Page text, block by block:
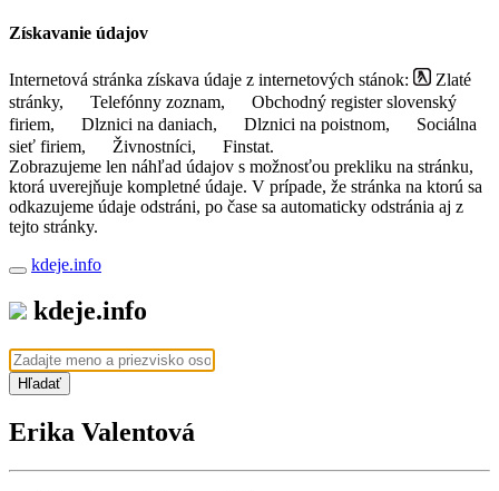
Získavanie údajov
Internetová stránka získava údaje z internetových stánok:
Zlaté
stránky,
Telefónny zoznam,
Obchodný register slovenský
firiem,
Dlznici na daniach, Dlznici na poistnom,
Sociálna
sieť firiem,
Živnostníci,
Finstat.
Zobrazujeme len náhľad údajov s možnosťou prekliku na stránku,
ktorá uverejňuje kompletné údaje. V prípade, že stránka na ktorú sa
odkazujeme údaje odstráni, po čase sa automaticky odstránia aj z
tejto stránky.
kdeje.info
kdeje.info
Hľadať
Erika Valentová